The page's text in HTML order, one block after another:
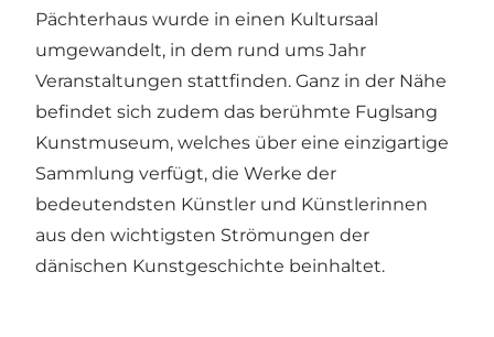
Pächterhaus wurde in einen Kultursaal
umgewandelt, in dem rund ums Jahr
Veranstaltungen stattfinden. Ganz in der Nähe
befindet sich zudem das berühmte Fuglsang
Kunstmuseum, welches über eine einzigartige
Sammlung verfügt, die Werke der
bedeutendsten Künstler und Künstlerinnen
aus den wichtigsten Strömungen der
dänischen Kunstgeschichte beinhaltet.